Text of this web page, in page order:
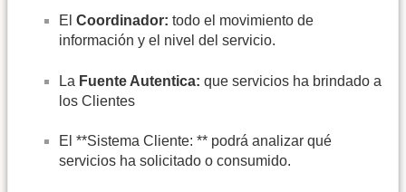
El Coordinador: todo el movimiento de
información y el nivel del servicio.
La Fuente Autentica: que servicios ha brindado a
los Clientes
El **Sistema Cliente: ** podrá analizar qué
servicios ha solicitado o consumido.